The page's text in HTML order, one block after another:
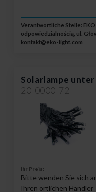
Verantwortliche Stelle:
odpowiedzialnością, ul.
kontakt@eko-light.com
Solarlampe
20-0000-72
Ihr Preis:
Bitte wenden Sie sich
Ihren örtlichen Händler